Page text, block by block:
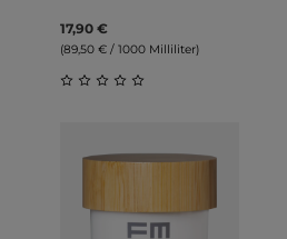
17,90 €
(89,50 € / 1000 Milliliter)